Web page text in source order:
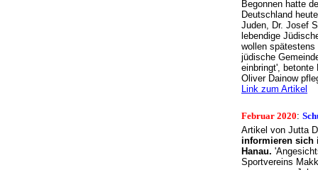
Begonnen hatte
Deutschland
Juden, Dr. Josef
lebendige
wollen
jüdische
einbringt',
Oliver Dainow
Link zum Artikel
Februar 2020:
Artikel von Jutta
informieren sich
Hanau.
Sportvereins